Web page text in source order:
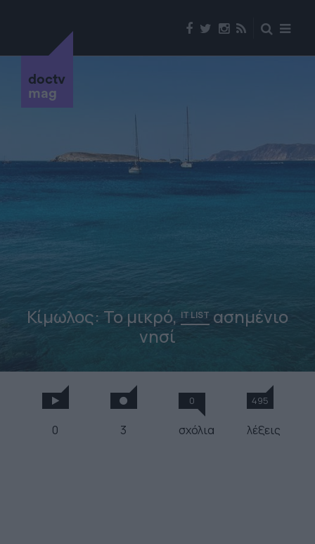
doctv
mag
Κίμωλος: Το μικρό, IT LIST ασημένιο
νησί
0 3
0
σχόλια
495
λέξεις